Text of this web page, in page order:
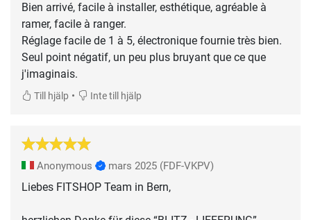
Bien arrivé, facile à installer, esthétique, agréable à
ramer, facile à ranger.
Réglage facile de 1 à 5, électronique fournie très bien.
Seul point négatif, un peu plus bruyant que ce que
j'imaginais.
Till hjälp • Inte till hjälp
Anonymous mars 2025 (FDF-VKPV)
Liebes FITSHOP Team in Bern,